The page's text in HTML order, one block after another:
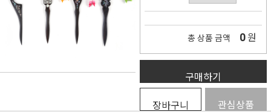
총 상품 금액 0 원
구매하기
장바구니 관심상품